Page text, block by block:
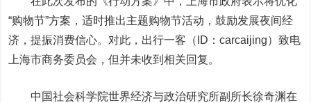
“购物节”方案，适时推出主题购物节活动，鼓励发展夜间经
济，提振消费信心。对此， 出行一客（ID：carcaijing）致电
上海市商务委员会，但并未收到相关回复。
中国社会科学院世界经济与政治研究所副所长徐奇渊在